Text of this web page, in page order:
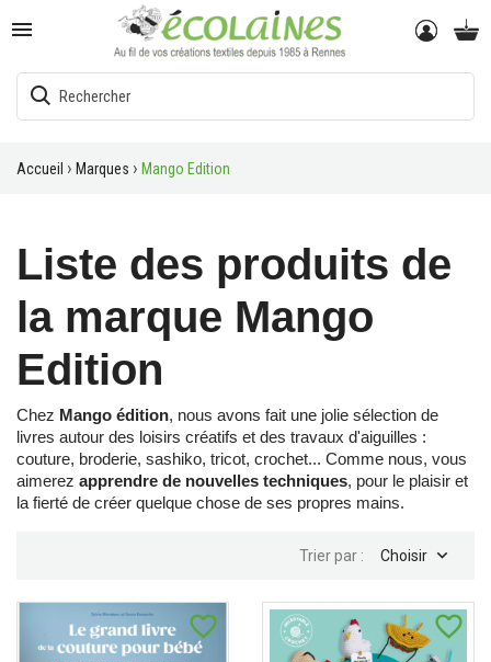

Accueil Marques Mango Edition
Liste des produits de
la marque Mango
Edition
Chez Mango édition, nous avons fait une jolie sélection de
livres autour des loisirs créatifs et des travaux d'aiguilles :
couture, broderie, sashiko, tricot, crochet... Comme nous, vous
aimerez apprendre de nouvelles techniques, pour le plaisir et
la fierté de créer quelque chose de ses propres mains.
Trier par : Choisir 
favorite_border favorite_border